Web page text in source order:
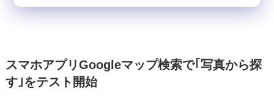
スマホアプリGoogleマップ検索で｢写真から探
す｣をテスト開始